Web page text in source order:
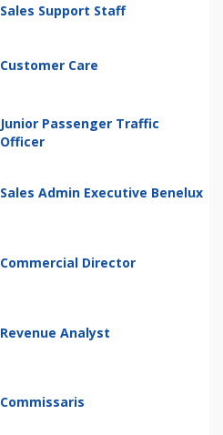
Sales Support Staff
Customer Care
Junior Passenger Traffic
Officer
Sales Admin Executive Benelux
Commercial Director
Revenue Analyst
Commissaris